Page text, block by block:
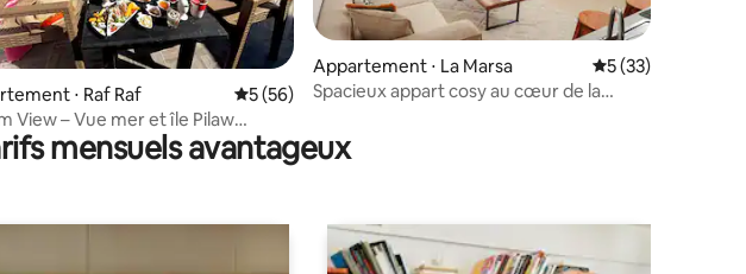
5
sur la base de 17 commentaires : 4,76 sur 5
⋅ Raf Raf Évaluation moyenne sur la base de 56 commentaires : 5 sur 5
5 (56)
View – Vue mer et île Pilaw
Appartement ⋅ La Marsa Évaluation
5 (33)
Spacieux appart cosy au cœur de la
mensuels avantageux